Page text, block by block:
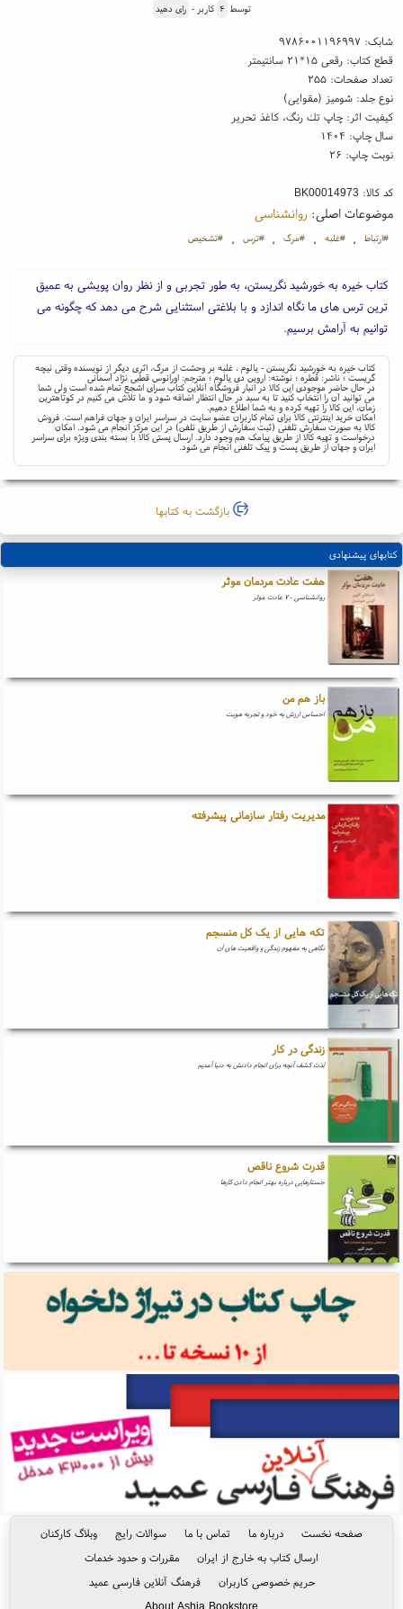
توسط ۴ کاربر - رای دهید
شابک: ۹۷۸۶۰۰۱۱۹۶۹۹۷
قطع کتاب: رقعی ۱۵*۲۱ سانتیمتر
تعداد صفحات: ۲۵۵
نوع جلد: شومیز (مقوایی)
کیفیت اثر: چاپ تك رنگ، کاغذ تحریر
سال چاپ: ۱۴۰۴
نوبت چاپ: ۲۶
کد کالا: BK00014973
موضوعات اصلی: روانشناسی
#ارتباط ، #غلبه ، #مرگ ، #ترس ، #تشخیص
کتاب خیره به خورشید نگریستن، به طور تجربی و از نظر روان پویشی به عمیق
ترین ترس های ما نگاه اندازد و با بلاغتی استثنایی شرح می دهد که چگونه می
توانیم به آرامش برسیم.
کتاب خیره به خورشید نگریستن - یالوم ، غلبه بر وحشت از مرگ، اثری دیگر از نویسنده وقتی نیچه
گریست ؛ ناشر: قطره ؛ نوشته: اروین دی یالوم ؛ مترجم: اورانوس قطبی نژاد آسمانی
در حال حاضر موجودی این کالا در انبار فروشگاه آنلاین کتاب سرای اشجع تمام شده است ولی شما
می توانید آن را انتخاب کنید تا به سبد در حال انتظار اضافه شود و ما تلاش می کنیم در کوتاهترین
زمان، این کالا را تهیه کرده و به شما اطلاع دهیم.
امکان خرید اینترنتی کالا برای تمام کاربران عضو سایت در سراسر ایران و جهان فراهم است. فروش
کالا به صورت سفارش تلفنی (ثبت سفارش از طریق تلفن) در این مرکز انجام می شود. امکان
درخواست و تهیه کالا از طریق پیامک هم وجود دارد. ارسال پستی کالا با بسته بندی ویژه برای سراسر
ایران و جهان از طریق پست و پیک تلفنی انجام می شود.
بازگشت به کتابها
کتابهای پیشنهادی
هفت عادت مردمان موثر
روانشناسی - ۷ عادت موثر
باز هم من
احساس ارزش به خود و تجربه هویت
مدیریت رفتار سازمانی پیشرفته
تکه هایی از یک کل منسجم
نگاهی به مفهوم زندگی و واقعیت های آن
زندگی در کار
لذت کشف آنچه برای انجام دادنش به دنیا آمدیم
قدرت شروع ناقص
جستارهایی درباره بهتر انجام دادن کارها
صفحه نخست درباره ما تماس با ما سوالات رایج
وبلاگ کارکنان
ارسال کتاب به خارج از ایران
مقررات و حدود خدمات
حریم خصوصی کاربران
فرهنگ آنلاین فارسی عمید
About Ashja Bookstore